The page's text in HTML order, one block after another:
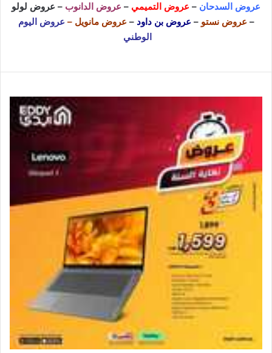
عروض السدحان – عروض التميمي – عروض الدانوب – عروض لولو
– عروض نستو – عروض بن داود – عروض مانويل – عروض اليوم
الوطني